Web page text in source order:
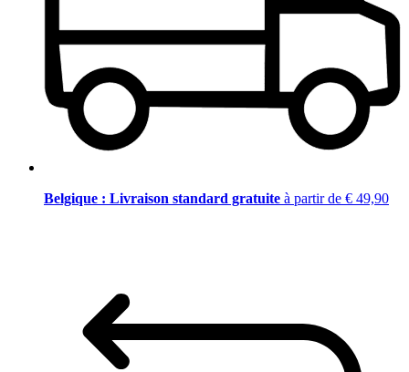
Belgique : Livraison standard gratuite à partir de € 49,90